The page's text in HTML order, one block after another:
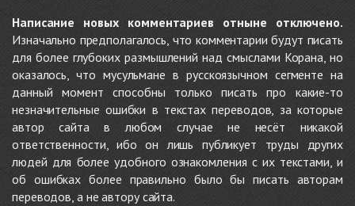
Написание новых комментариев отныне отключено.
Изначально предполагалось, что комментарии будут писать
для более глубоких размышлений над смыслами Корана, но
оказалось, что мусульмане в русскоязычном сегменте на
данный момент способны только писать про какие-то
незначительные ошибки в текстах переводов, за которые
автор сайта в любом случае не несёт никакой
ответственности, ибо он лишь публикует труды других
людей для более удобного ознакомления с их текстами, и
об ошибках более правильно было бы писать авторам
переводов, а не автору сайта.